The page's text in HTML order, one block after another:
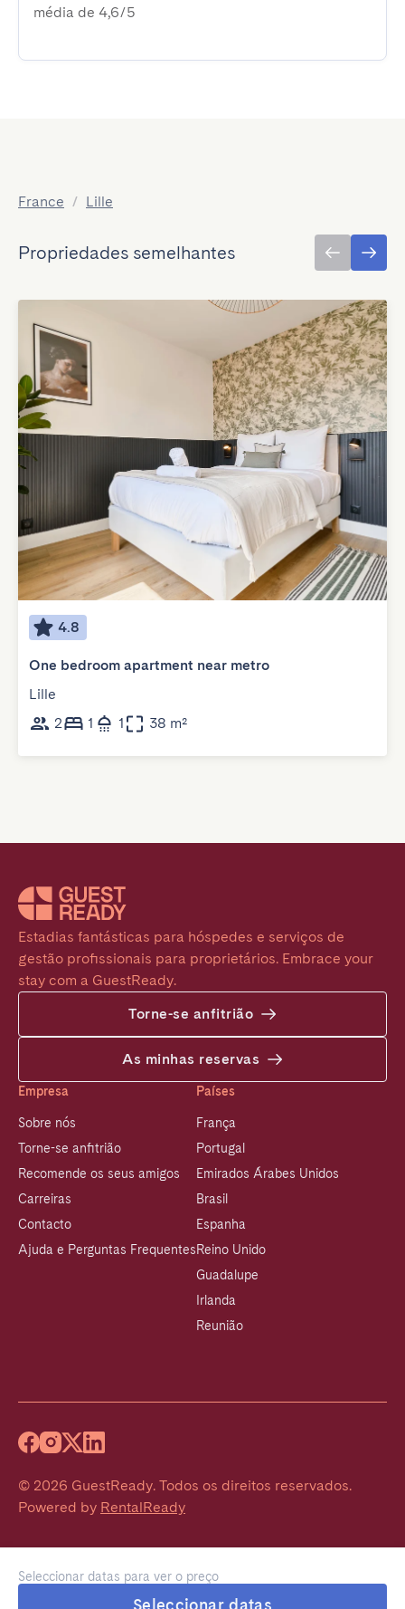
Seleccionar datas para ver o preço
Seleccionar datas
média de 4,6/5
France / Lille
Propriedades semelhantes
4.8
One bedroom apartment near metro
Lille
2
1 1 38 m²
Estadias fantásticas para hóspedes e serviços de
gestão profissionais para proprietários. Embrace your
stay com a GuestReady.
Torne-se anfitrião
As minhas reservas
Empresa
Sobre nós
Torne-se anfitrião
Recomende os seus amigos
Carreiras
Contacto
Ajuda e Perguntas Frequentes
Países
França
Portugal
Emirados Árabes Unidos
Brasil
Espanha
Reino Unido
Guadalupe
Irlanda
Reunião
© 2026 GuestReady. Todos os direitos reservados.
Powered by RentalReady